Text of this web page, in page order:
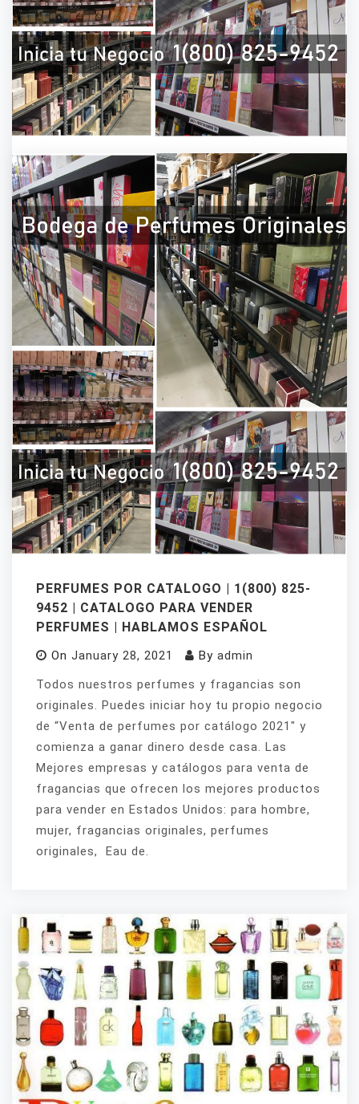
PERFUMES POR CATALOGO | 1(800) 825-
9452PERFUMES POR CATALOGO | 1(800)
825-9452PERFUMES POR CATALOGO |
1(800) 825-9452PERFUMES POR
CATALOGO | 1(800) 825-9452
OnMarch 30, 2021 Byadmin
Todos nuestros perfumes y fragancias son
originales. Puedes iniciar hoy tu propio negocio
de “Venta de perfumes por catálogo 2021″ y
comienza a ganar dinero desde casa. Las
Mejores empresas y catálogos para venta de
fragancias que ofrecen los mejores productos
para vender en Estados Unidos: para hombre,
mujer, fragancias originales, perfumes
originales, Eau de.
PERFUMES POR CATALOGO | 1(800) 825-
9452 | CATALOGO PARA VENDER
PERFUMES | HABLAMOS ESPAÑOL
On January 28, 2021 By admin
Todos nuestros perfumes y fragancias son
originales. Puedes iniciar hoy tu propio negocio
de “Venta de perfumes por catálogo 2021″ y
comienza a ganar dinero desde casa. Las
Mejores empresas y catálogos para venta de
fragancias que ofrecen los mejores productos
para vender en Estados Unidos: para hombre,
mujer, fragancias originales, perfumes
originales, Eau de.